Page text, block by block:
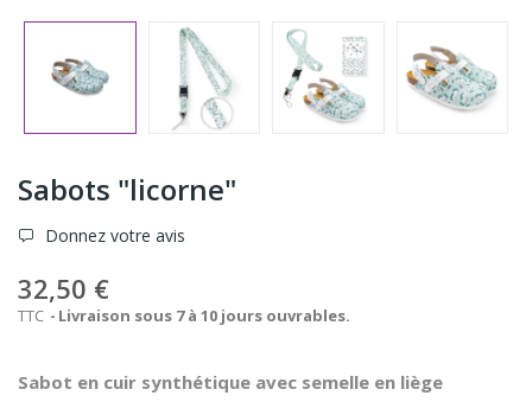
Sabots "licorne"
Donnez votre avis
32,50 €
TTC Livraison sous 7 à 10 jours ouvrables.
Sabot en cuir synthétique avec semelle en liège